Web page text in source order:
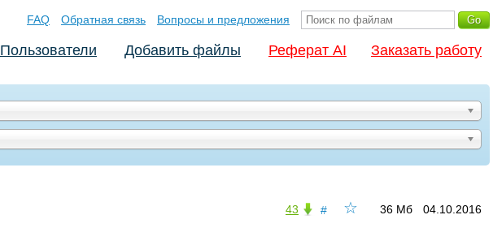
FAQ Обратная связь Вопросы и предложения
Пользователи Добавить файлы Реферат AI Заказать работу
☆
# 04.10.2016
36 Мб
43